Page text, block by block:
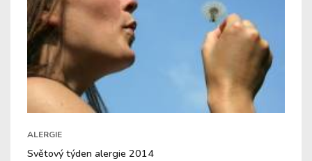
ALERGIE
Světový týden alergie 2014